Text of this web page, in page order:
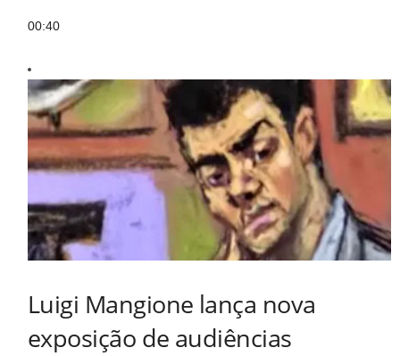
00:40
Luigi Mangione lança nova
exposição de audiências